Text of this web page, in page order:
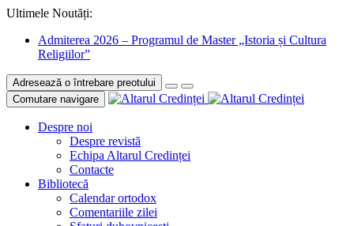
Ultimele Noutăți:
Admiterea 2026 – Programul de Master „Istoria și Cultura
Religiilor”
Adresează o întrebare preotului
Comutare navigare
Despre noi
Despre revistă
Echipa Altarul Credinței
Contacte
Bibliotecă
Calendar ortodox
Comentariile zilei